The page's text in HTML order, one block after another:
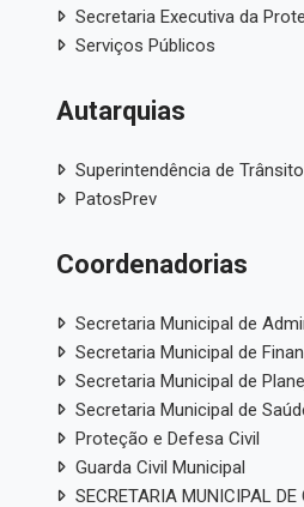
Secretaria Executiva da
Serviços Públicos
Autarquias
Superintendência de
PatosPrev
Coordenadorias
Secretaria Municipal de
Secretaria Municipal de
Secretaria Municipal de
Secretaria Municipal de
Proteção e Defesa Civil
Guarda Civil Municipal
SECRETARIA MUNICIPAL